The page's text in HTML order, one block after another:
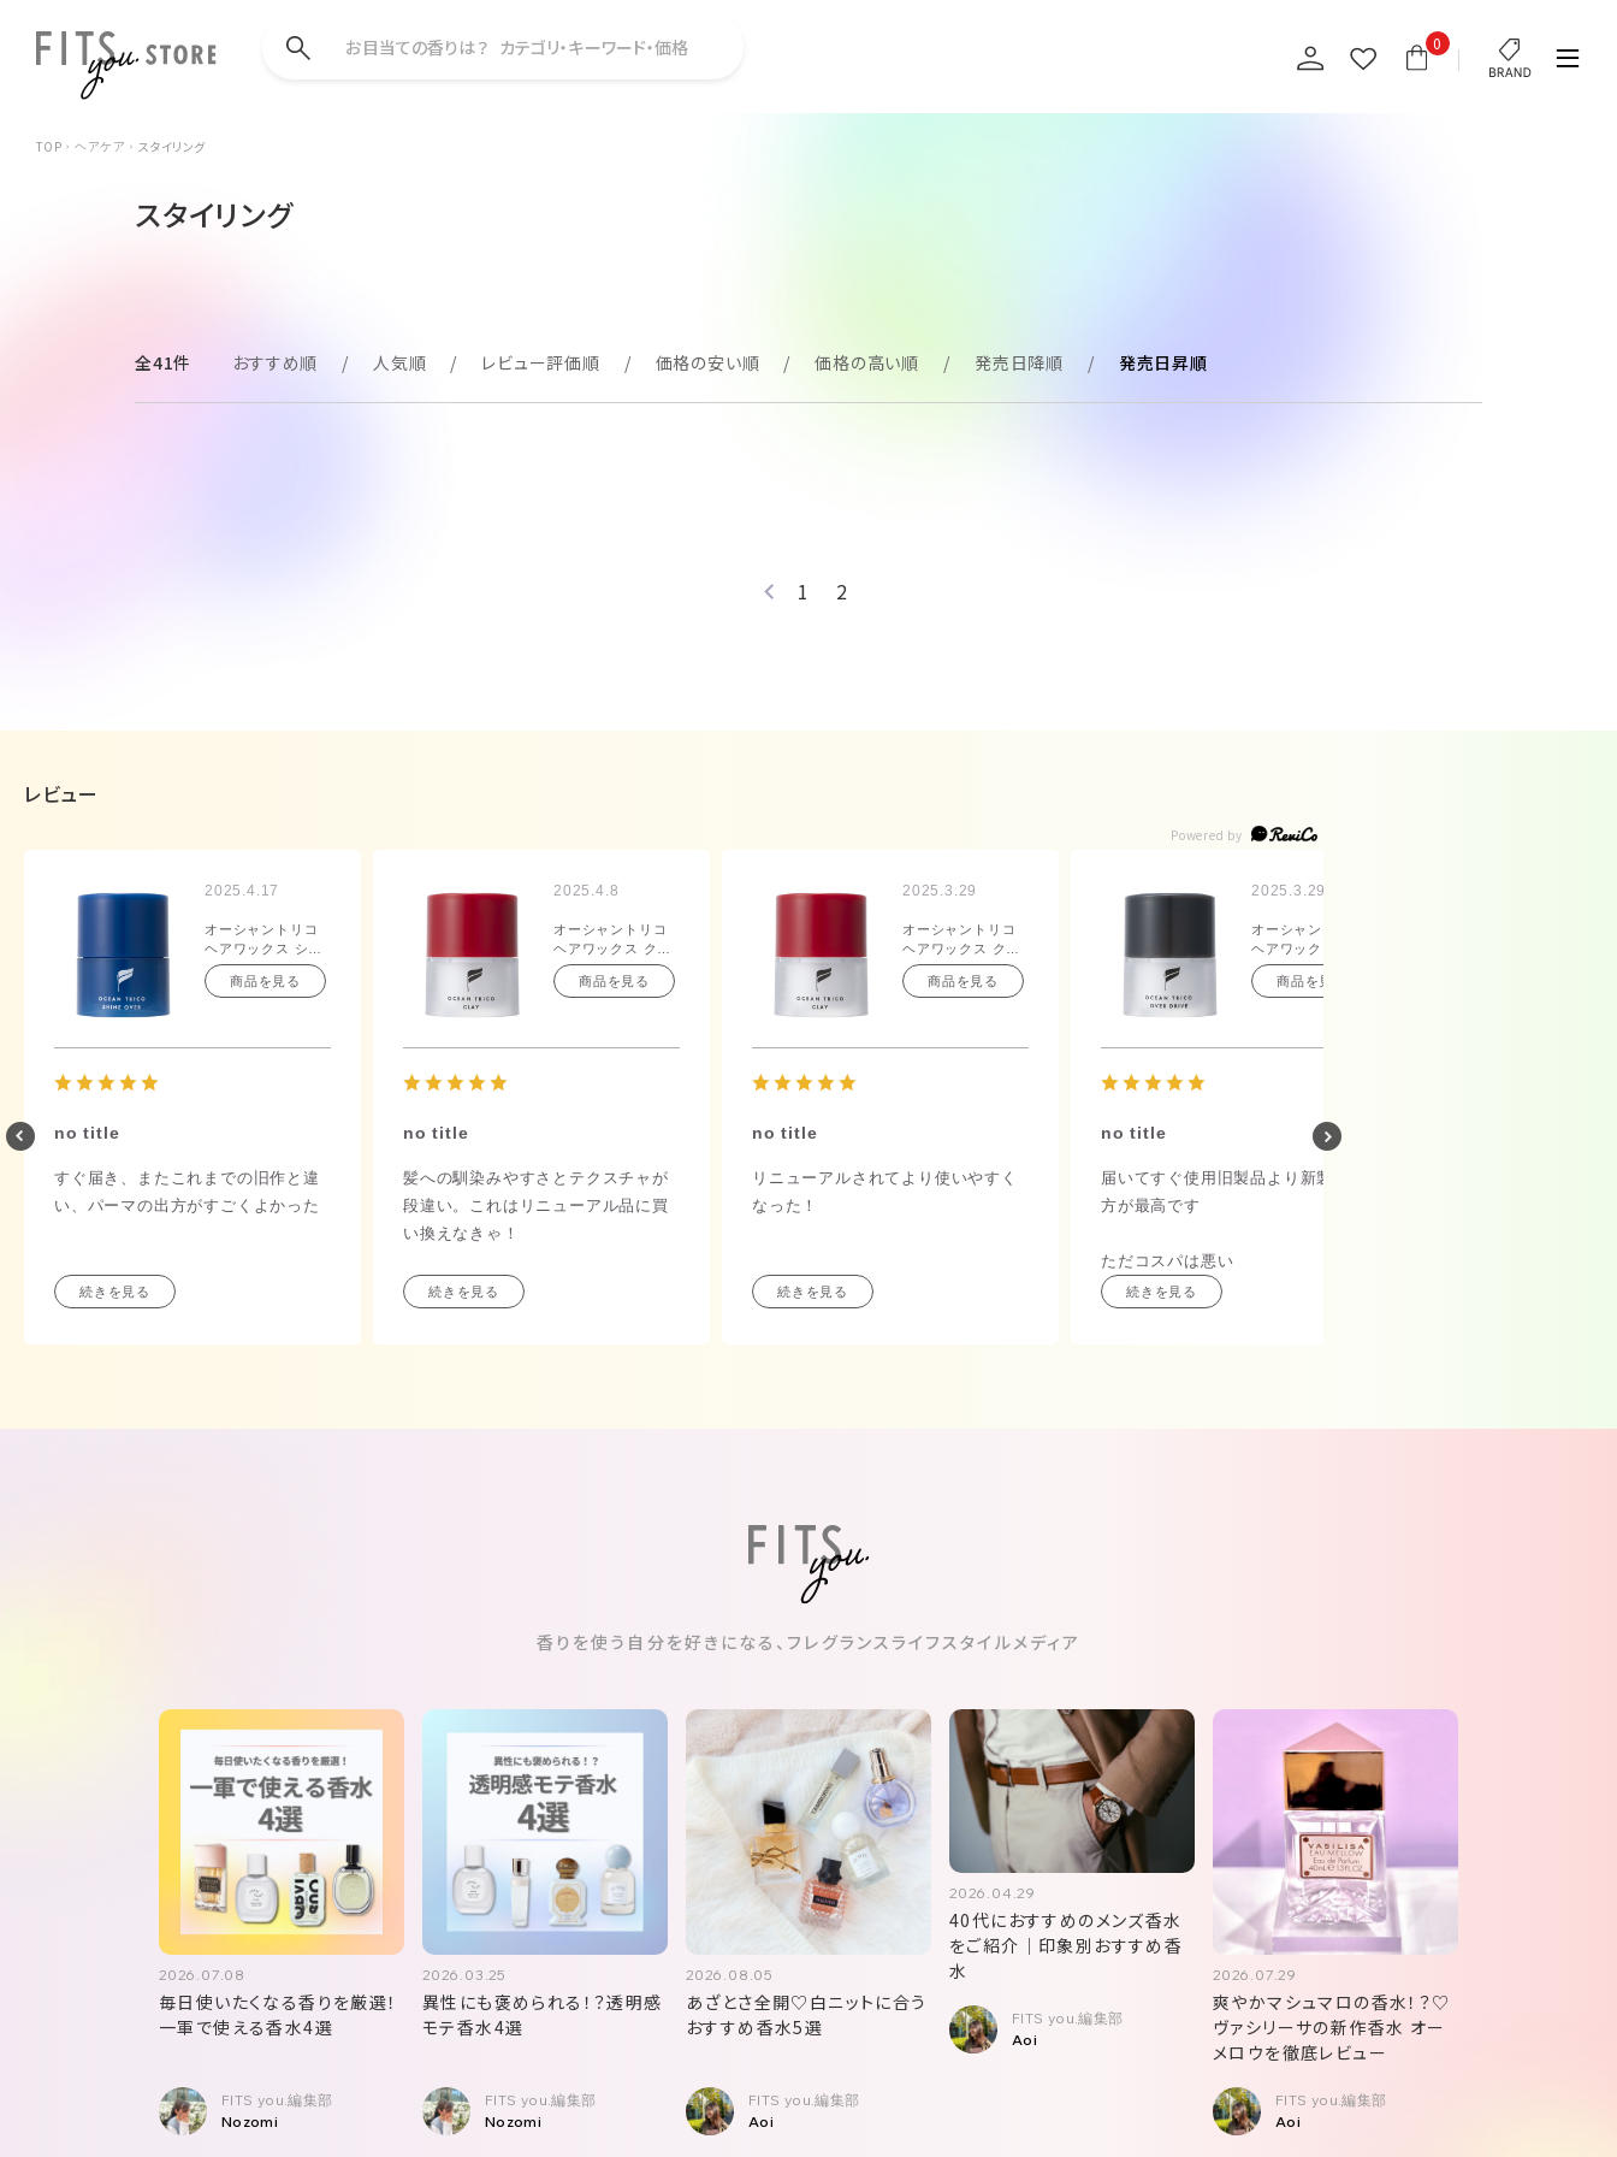
0
お目当ての香りは？ カテゴリ・キーワード・価格
TOP ヘアケア スタイリング
スタイリング
全41件 おすすめ順 人気順 レビュー評価順 価格の安い順 価格の高い順 発売日降順 発売日昇順
1 2
レビュー
2025.4.17
オーシャントリコ
ヘアワックス シャ
インオーバー 80g
商品を見る
no title
すぐ届き、またこれまでの旧作と違
い、パーマの出方がすごくよかった
続きを見る
2025.4.8
オーシャントリコ
ヘアワックス クレ
イ 80g
商品を見る
no title
髪への馴染みやすさとテクスチャが
段違い。これはリニューアル品に買
い換えなきゃ！
続きを見る
2025.3.29
オーシャントリコ
ヘアワックス クレ
イ 80g
商品を見る
no title
リニューアルされてより使いやすく
なった！
続きを見る
2025.3.29
オーシャントリコ
ヘアワックス オー
バードライブ 80g
商品を見る
no title
届いてすぐ使用旧製品より新製品の
方が最高です
ただコスパは悪い
続きを見る
香りを使う自分を好きになる、 フレグランスライフスタイルメディア
2026.07.08
毎日使いたくなる香りを厳選！
一軍で使える香水4選
FITS you.編集部
Nozomi
2026.03.25
異性にも褒められる！？透明感
モテ香水4選
FITS you.編集部
Nozomi
2026.08.05
あざとさ全開♡白ニットに合う
おすすめ香水5選
FITS you.編集部
Aoi
2026.04.29
40代におすすめのメンズ香水
をご紹介｜印象別おすすめ香
水
FITS you.編集部
Aoi
2026.07.29
爽やかマシュマロの香水！？♡
ヴァシリーサの新作香水 オー
メロウを徹底レビュー
FITS you.編集部
Aoi